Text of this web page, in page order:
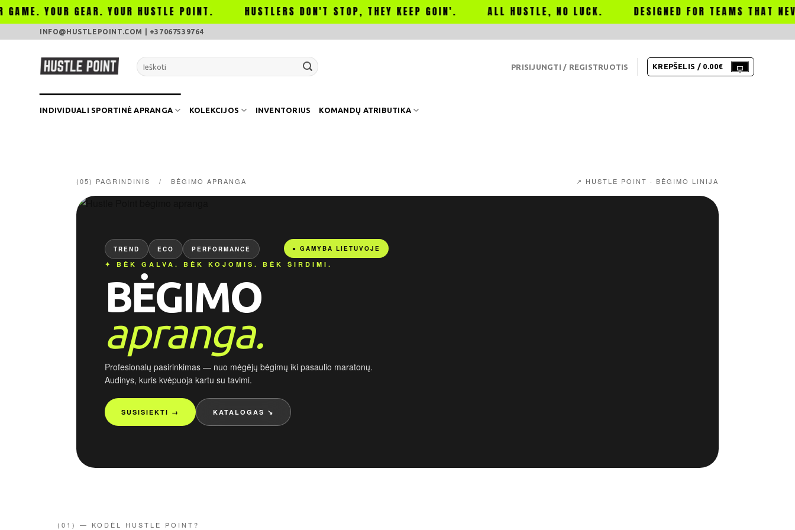
YOUR HUSTLE POINT. HUSTLERS DON'T STOP, THEY KEEP GOIN'. ALL HUSTLE, NO LUCK. DESIGNED FOR TEAMS THAT NEVER STOP
INFO@HUSTLEPOINT.COM | +37067539764
Ieškoti:
PRISIJUNGTI / REGISTRUOTIS KREPŠELIS / 0.00€
INDIVIDUALI SPORTINĖ APRANGA KOLEKCIJOS INVENTORIUS KOMANDŲ ATRIBUTIKA
(05) PAGRINDINIS / BĖGIMO APRANGA ↗ HUSTLE POINT · BĖGIMO LINIJA
TREND ECO PERFORMANCE ● GAMYBA LIETUVOJE
✦ BĖK GALVA. BĖK KOJOMIS. BĖK ŠIRDIMI.
BĖGIMO
apranga.
Profesionalų pasirinkimas — nuo mėgėjų bėgimų iki pasaulio maratonų.
Audinys, kuris kvėpuoja kartu su tavimi.
SUSISIEKTI → KATALOGAS ↘
(01) — KODĖL HUSTLE POINT?